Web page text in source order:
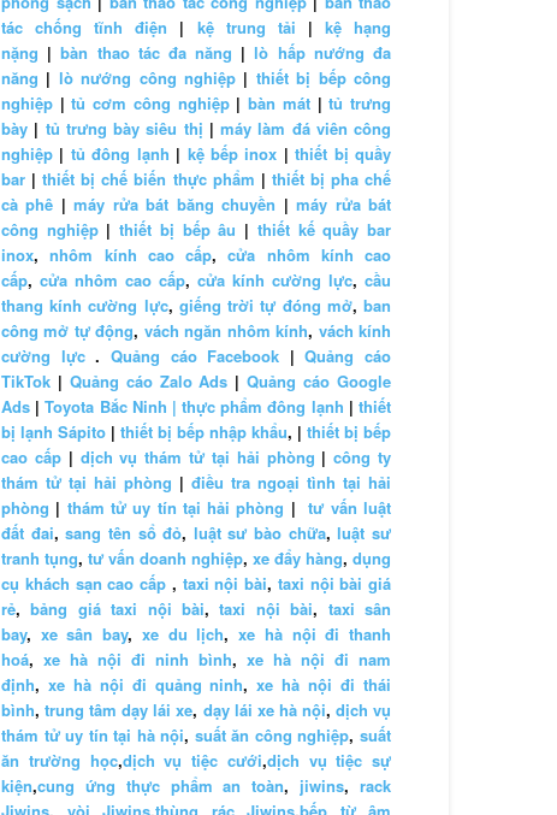
tác chống tĩnh điện | kệ trung tải | kệ hạng
nặng |bàn thao tác đa năng |lò hấp nướng đa
năng | lò nướng công nghiệp | thiết bị bếp công
nghiệp |tủ cơm công nghiệp|bàn mát|tủ trưng
bày | tủ trưng bày siêu thị | máy làm đá viên công
nghiệp | tủ đông lạnh | kệ bếp inox |thiết bị quầy
bar |thiết bị chế biến thực phẩm | thiết bị pha chế
cà phê |máy rửa bát băng chuyền |máy rửa bát
công nghiệp|thiết bị bếp âu | thiết kế quầy bar
inox,nhôm kính cao cấp,cửa nhôm kính cao
cấp, cửa nhôm cao cấp, cửa kính cường lực, cầu
thang kính cường lực, giếng trời tự đóng mở,ban
công mở tự động, vách ngăn nhôm kính, vách kính
cường lực. Quảng cáo Facebook |Quảng cáo
TikTok | Quảng cáo Zalo Ads |Quảng cáo Google
Ads |Toyota Bắc Ninh | thực phẩm đông lạnh |thiết
bị lạnh Sápito | thiết bị bếp nhập khẩu, | thiết bị bếp
cao cấp| dịch vụ thám tử tại hải phòng |công ty
thám tử tại hải phòng | điều tra ngoại tình tại hải
phòng | thám tử uy tín tại hải phòng |tư vấn luật
đất đai,sang tên sổ đỏ, luật sư bào chữa,luật sư
tranh tụng, tư vấn doanh nghiệp, xe đẩy hàng, dụng
cụ khách sạn cao cấp , taxi nội bài, taxi nội bài giá
rẻ,bảng giá taxi nội bài,taxi nội bài, taxi sân
bay, xe sân bay, xe du lịch,xe hà nội đi thanh
hoá, xe hà nội đi ninh bình, xe hà nội đi nam
định, xe hà nội đi quảng ninh,xe hà nội đi thái
bình,trung tâm dạy lái xe, dạy lái xe hà nội, dịch vụ
thám tử uy tín tại hà nội, suất ăn công nghiệp,suất
ăn trường học,dịch vụ tiệc cưới,dịch vụ tiệc sự
kiện,cung ứng thực phẩm an toàn, jiwins,rack